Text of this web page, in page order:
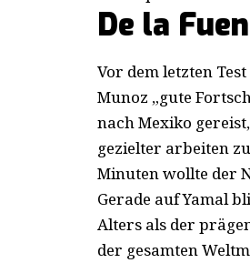
De la
Vor dem letzten
Munoz „gute
nach Mexiko
gezielter arbeiten
Minuten wollte der
Gerade auf Yamal
Alters als der
der gesamten